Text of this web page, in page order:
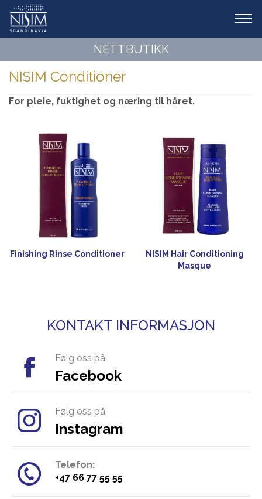
NETTBUTIKK
NISIM Conditioner
For pleie, fuktighet og næring til håret.
Finishing Rinse Conditioner
NISIM Hair Conditioning
Masque
KONTAKT INFORMASJON
Følg oss på
Facebook
Følg oss på
Instagram
Telefon:
​+47 66 77 55 55